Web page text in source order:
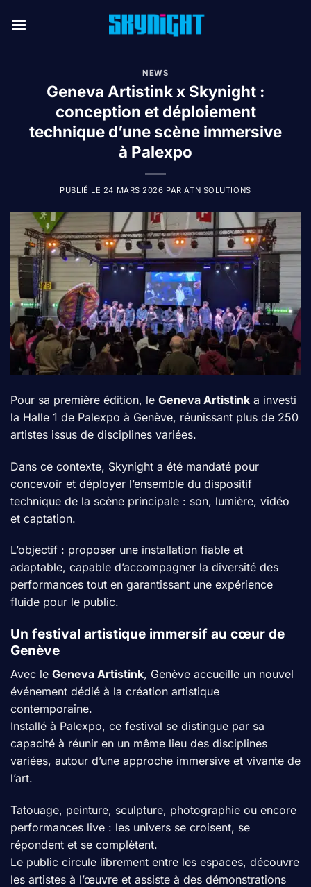
NEWS
Geneva Artistink x Skynight :
conception et déploiement
technique d’une scène immersive
à Palexpo
PUBLIÉ LE 24 MARS 2026 PARATN SOLUTIONS
Pour sa première édition, le Geneva Artistink a investi
la Halle 1 de Palexpo à Genève, réunissant plus de 250
artistes issus de disciplines variées.
Dans ce contexte, Skynight a été mandaté pour
concevoir et déployer l’ensemble du dispositif
technique de la scène principale : son, lumière, vidéo
et captation.
L’objectif : proposer une installation fiable et
adaptable, capable d’accompagner la diversité des
performances tout en garantissant une expérience
fluide pour le public.
Un festival artistique immersif au cœur de
Genève
Avec le Geneva Artistink, Genève accueille un nouvel
événement dédié à la création artistique
contemporaine.
Installé à Palexpo, ce festival se distingue par sa
capacité à réunir en un même lieu des disciplines
variées, autour d’une approche immersive et vivante de
l’art.
Tatouage, peinture, sculpture, photographie ou encore
performances live : les univers se croisent, se
répondent et se complètent.
Le public circule librement entre les espaces, découvre
les artistes à l’œuvre et assiste à des démonstrations